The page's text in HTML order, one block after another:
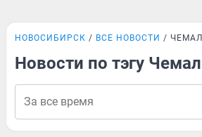
НОВОСИБИРСК ВСЕ НОВОСТИ ЧЕМАЛ
Новости по тэгу Чемал